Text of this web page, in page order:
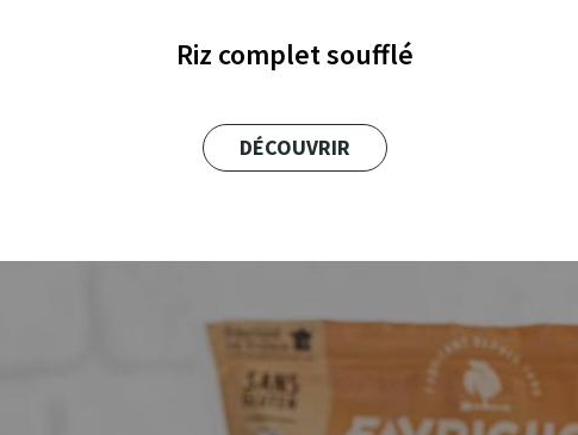
Riz complet soufflé
DÉCOUVRIR